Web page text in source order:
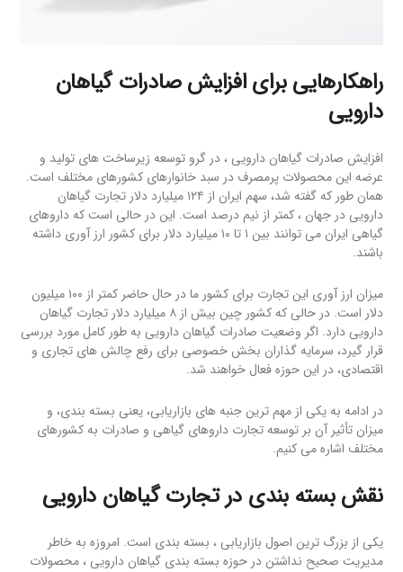
راهکارهایی برای افزایش صادرات گیاهان
دارویی
افزایش صادرات گیاهان دارویی ، در گرو توسعه زیرساخت های تولید و
عرضه این محصولات پرمصرف در سبد خانوارهای کشورهای مختلف است.
همان طور که گفته شد، سهم ایران از ۱۲۴ میلیارد دلار تجارت گیاهان
دارویی در جهان ، کمتر از نیم درصد است. این در حالی است که داروهای
گیاهی ایران می توانند بین ۱ تا ۱۰ میلیارد دلار برای کشور ارز آوری داشته
باشند.
میزان ارز آوری این تجارت برای کشور ما در حال حاضر کمتر از ۱۰۰ میلیون
دلار است. در حالی که کشور چین بیش از ۸ میلیارد دلار تجارت گیاهان
دارویی دارد. اگر وضعیت صادرات گیاهان دارویی به طور کامل مورد بررسی
قرار گیرد، سرمایه گذاران بخش خصوصی برای رفع چالش های تجاری و
اقتصادی، در این حوزه فعال خواهند شد.
در ادامه به یکی از مهم ترین جنبه های بازاریابی، یعنی بسته بندی، و
میزان تأثیر آن بر توسعه تجارت داروهای گیاهی و صادرات به کشورهای
مختلف اشاره می کنیم.
نقش بسته بندی در تجارت گیاهان دارویی
یکی از بزرگ ترین اصول بازاریابی ، بسته بندی است. امروزه به خاطر
مدیریت صحیح نداشتن در حوزه بسته بندی گیاهان دارویی ، محصولات